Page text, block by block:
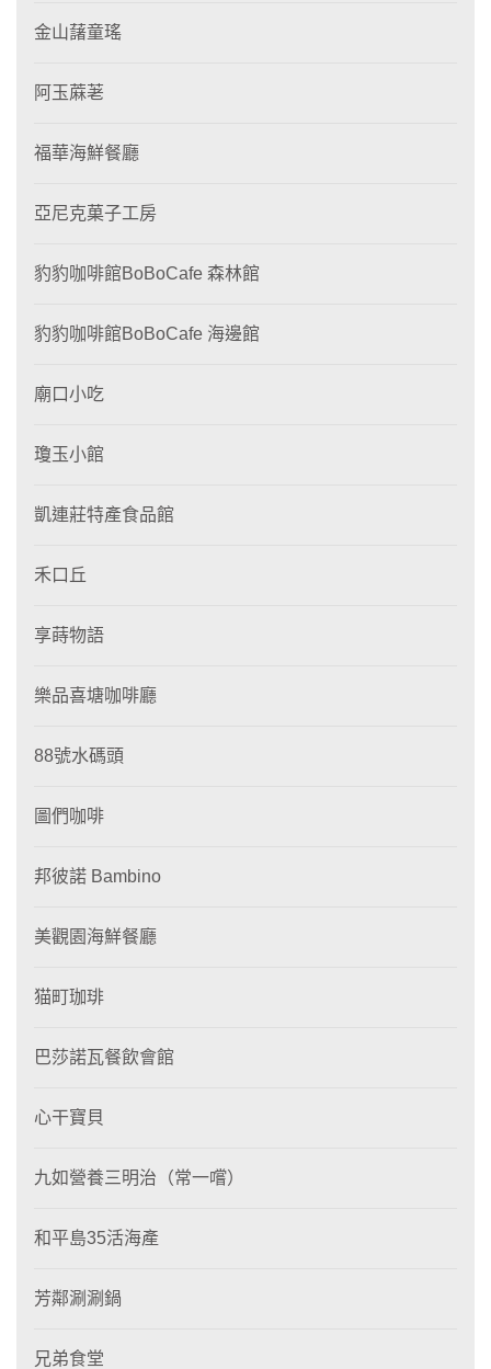
金山藷童瑤
阿玉蔴荖
福華海鮮餐廳
亞尼克菓子工房
豹豹咖啡館BoBoCafe 森林館
豹豹咖啡館BoBoCafe 海邊館
廟口小吃
瓊玉小館
凱連莊特產食品館
禾口丘
享蒔物語
樂品喜塘咖啡廳
88號水碼頭
圖們咖啡
邦彼諾 Bambino
美觀園海鮮餐廳
猫町珈琲
巴莎諾瓦餐飲會館
心干寶貝
九如營養三明治（常一嚐）
和平島35活海產
芳鄰涮涮鍋
兄弟食堂